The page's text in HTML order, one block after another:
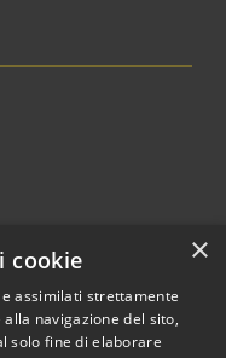
×
cookie
assimilati strettamente
navigazione del sito,
solo fine di elaborare